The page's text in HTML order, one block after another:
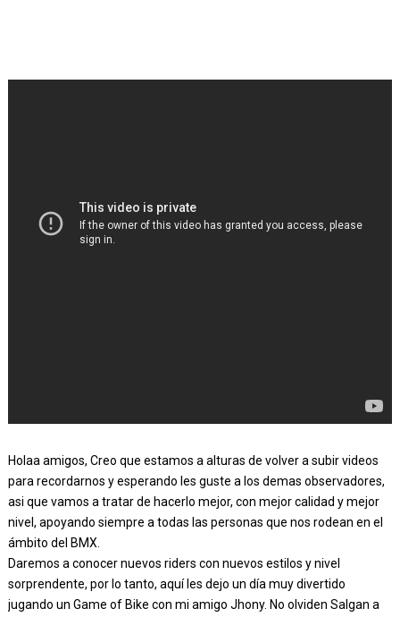
Holaa amigos, Creo que estamos a alturas de volver a subir videos
para recordarnos y esperando les guste a los demas observadores,
asi que vamos a tratar de hacerlo mejor, con mejor calidad y mejor
nivel, apoyando siempre a todas las personas que nos rodean en el
ámbito del BMX.
Daremos a conocer nuevos riders con nuevos estilos y nivel
sorprendente, por lo tanto, aquí les dejo un día muy divertido
jugando un Game of Bike con mi amigo Jhony. No olviden Salgan a